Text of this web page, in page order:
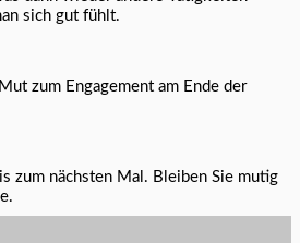
sich gut fühlt.
zum Engagement am Ende der
zum nächsten Mal. Bleiben Sie mutig